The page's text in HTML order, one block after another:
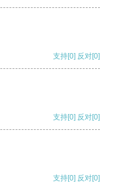
支持[0] 反对[0]
支持[0] 反对[0]
支持[0] 反对[0]